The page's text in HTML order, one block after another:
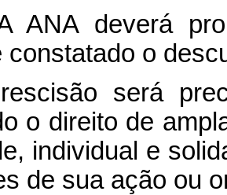
ANA deverá
constatado o
será
o direito de
individual e
de sua ação ou